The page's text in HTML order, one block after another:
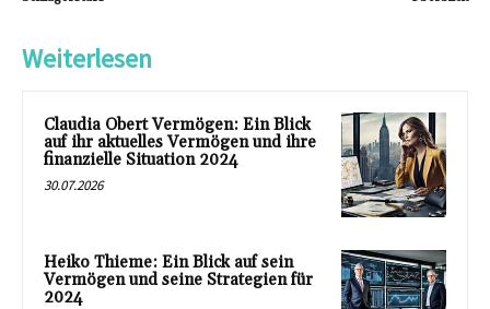
Weiterlesen
Claudia Obert Vermögen: Ein Blick
auf ihr aktuelles Vermögen und ihre
finanzielle Situation 2024
30.07.2026
Heiko Thieme: Ein Blick auf sein
Vermögen und seine Strategien für
2024